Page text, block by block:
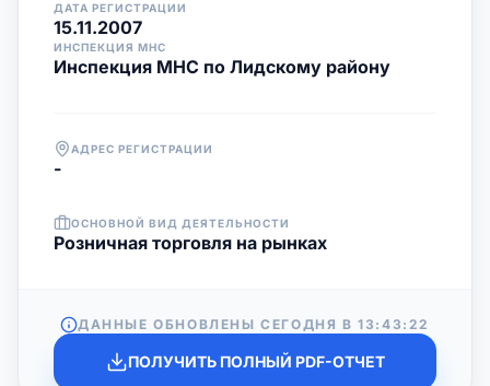
ДАТА РЕГИСТРАЦИИ
15.11.2007
ИНСПЕКЦИЯ МНС
Инспекция МНС по Лидскому району
АДРЕС РЕГИСТРАЦИИ
-
ОСНОВНОЙ ВИД ДЕЯТЕЛЬНОСТИ
Розничная торговля на рынках
ДАННЫЕ ОБНОВЛЕНЫ СЕГОДНЯ В13:43:22
ПОЛУЧИТЬ ПОЛНЫЙ PDF-ОТЧЕТ